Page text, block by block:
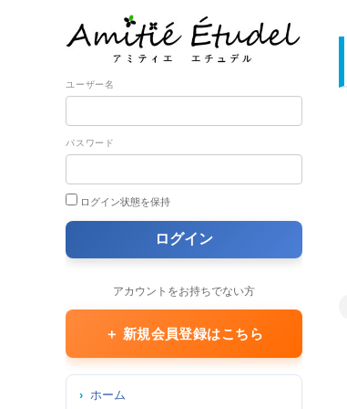
ユーザー名
パスワード
ログイン状態を保持
アカウントをお持ちでない方
＋ 新規会員登録はこちら
ホーム